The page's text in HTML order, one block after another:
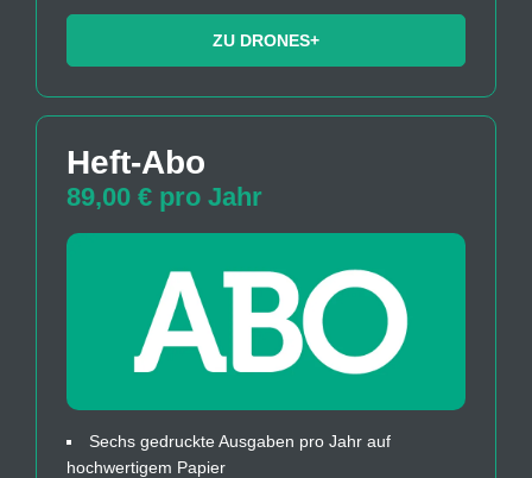
ZU DRONES+
Heft-Abo
89,00 € pro Jahr
Sechs gedruckte Ausgaben pro Jahr auf
hochwertigem Papier